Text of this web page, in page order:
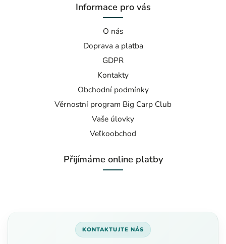
Informace pro vás
O nás
Doprava a platba
GDPR
Kontakty
Obchodní podmínky
Věrnostní program Big Carp Club
Vaše úlovky
Veľkoobchod
Přijímáme online platby
KONTAKTUJTE NÁS